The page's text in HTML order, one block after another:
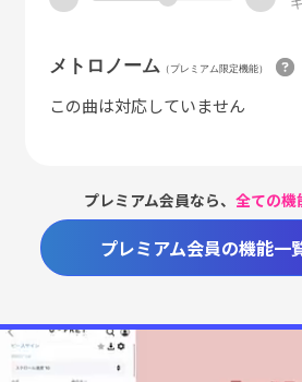
メトロノーム （プレミアム限定機能）
この曲は対応していません
プレミアム会員なら、全ての機
プレミアム会員の機能一